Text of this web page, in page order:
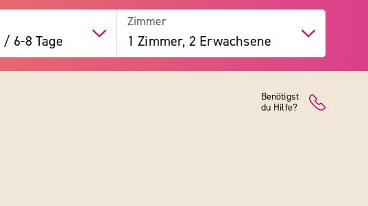
/ 6-8 Tage
Zimmer
1 Zimmer, 2 Erwachsene
Benötigst
du Hilfe?